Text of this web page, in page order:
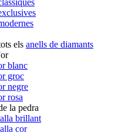
els anells de diamants
blanc
groc
negre
rosa
la pedra
brillant
cor